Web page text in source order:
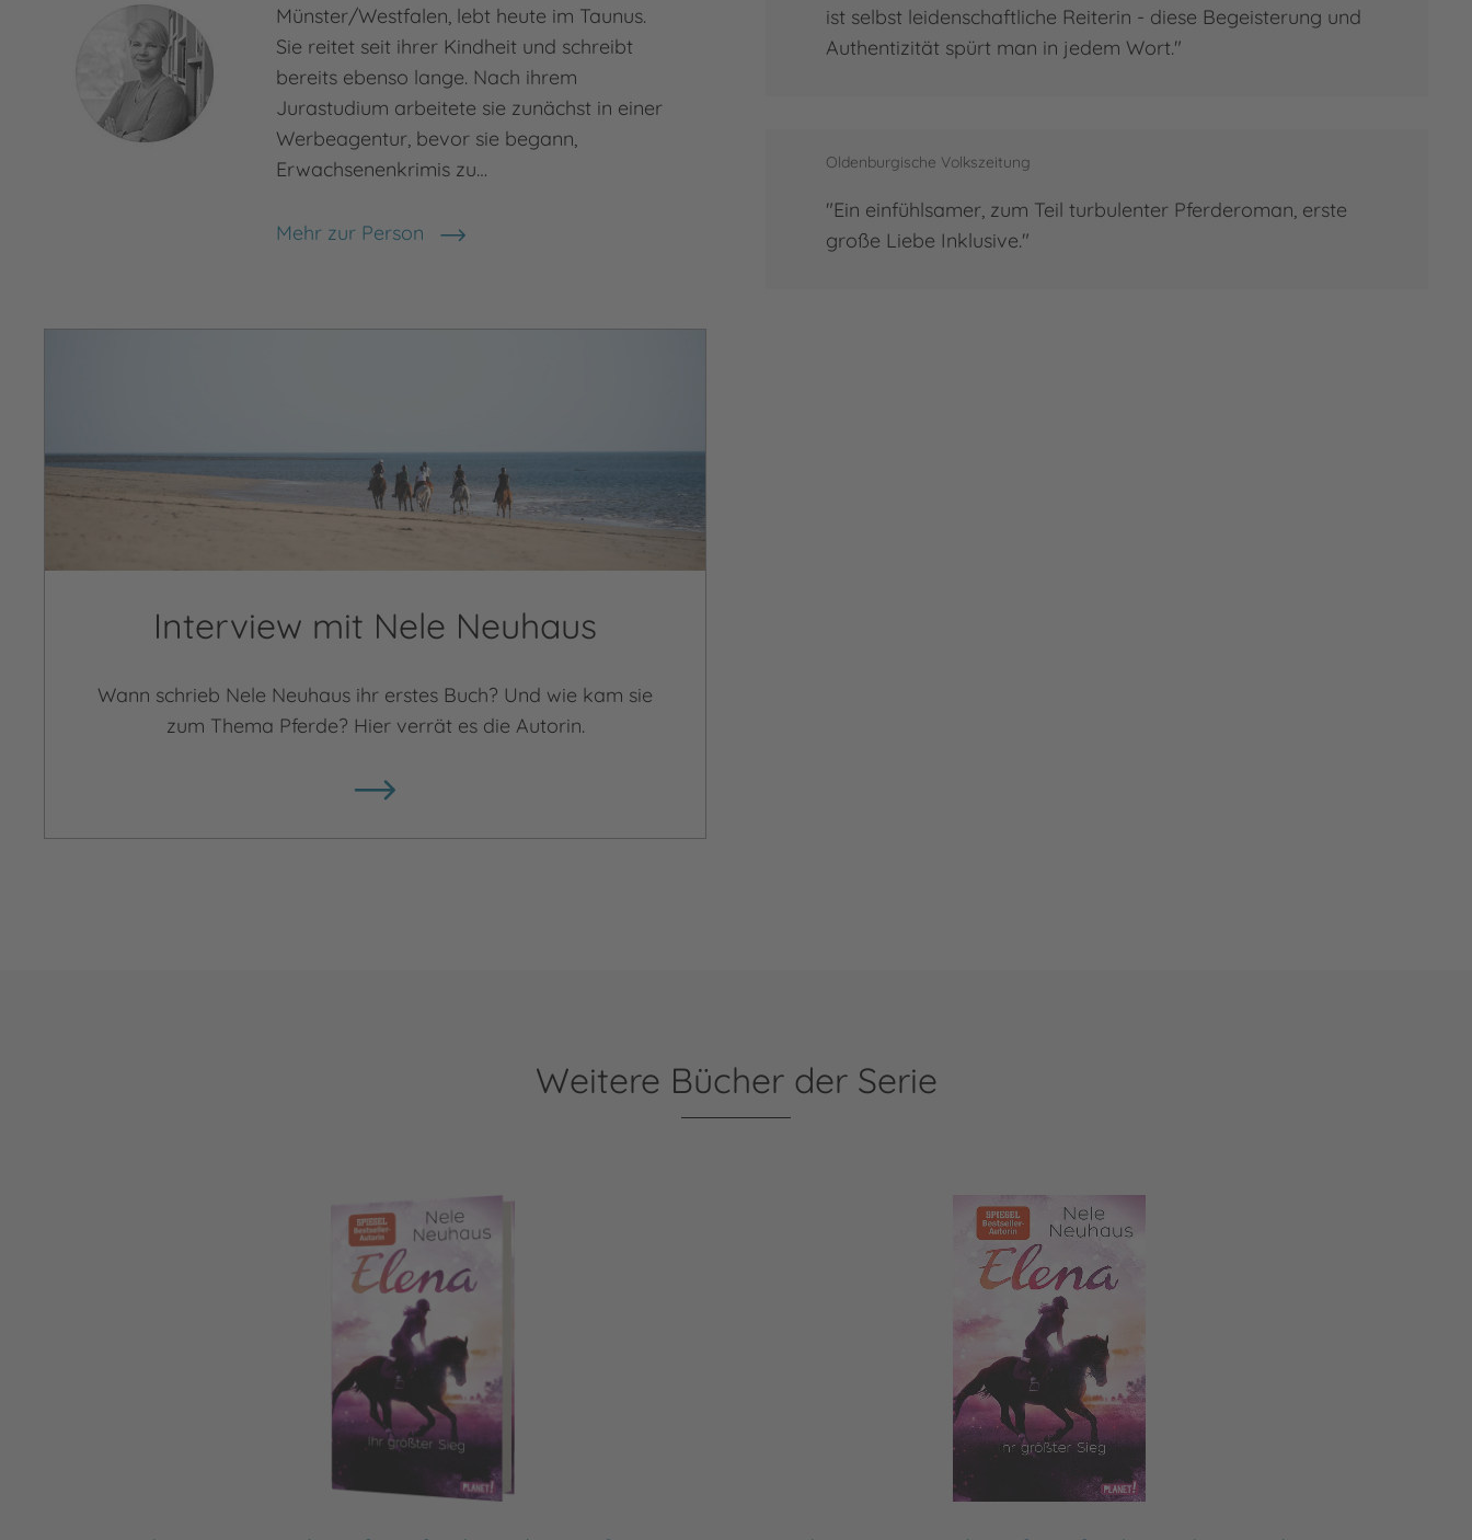
Münster/Westfalen, lebt heute im Taunus.
Sie reitet seit ihrer Kindheit und schreibt
bereits ebenso lange. Nach ihrem
Jurastudium arbeitete sie zunächst in einer
Werbeagentur, bevor sie begann,
Erwachsenenkrimis zu…
Mehr zur Person
Nele Neuhaus
ist selbst leidenschaftliche Reiterin - diese Begeisterung und
Authentizität spürt man in jedem Wort."
Oldenburgische Volkszeitung
"Ein einfühlsamer, zum Teil turbulenter Pferderoman, erste
große Liebe Inklusive."
Interview mit Nele Neuhaus
Wann schrieb Nele Neuhaus ihr erstes Buch? Und wie kam sie
zum Thema Pferde? Hier verrät es die Autorin.
Weitere Bücher der Serie